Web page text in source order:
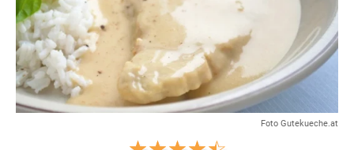
Foto Gutekueche.at